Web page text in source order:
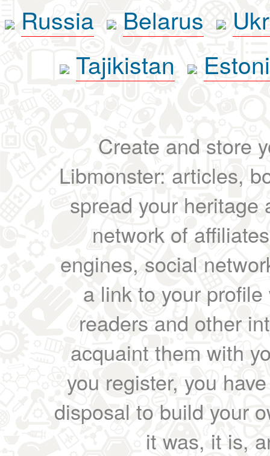
Russia
Belarus
Tajikistan
Create and store
Libmonster: articles,
spread your heritage
network of
engines, social
a link to your
readers and other
acquaint them with
you register, you
disposal to build your
it was, it is,